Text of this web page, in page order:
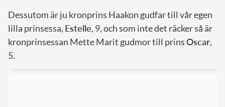
Dessutom är ju kronprins Haakon gudfar till vår egen
lilla prinsessa, Estelle, 9, och som inte det räcker så är
kronprinsessan Mette Marit gudmor till prinsOscar,
5.